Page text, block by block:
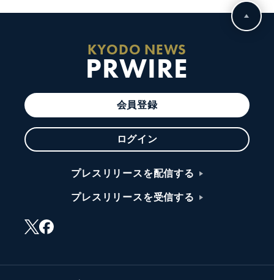
KYODO NEWS
PRWIRE
会員登録
ログイン
プレスリリースを配信する
プレスリリースを受信する